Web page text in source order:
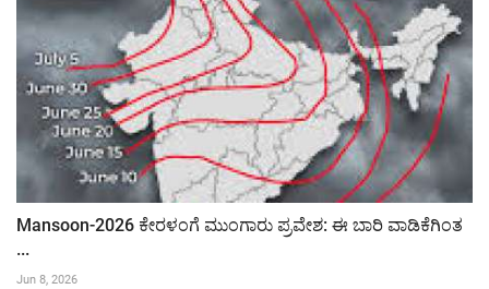
Mansoon-2026 ಕೇರಳಂಗೆ ಮುಂಗಾರು ಪ್ರವೇಶ: ಈ ಬಾರಿ ವಾಡಿಕೆಗಿಂತ
...
Jun 8, 2026